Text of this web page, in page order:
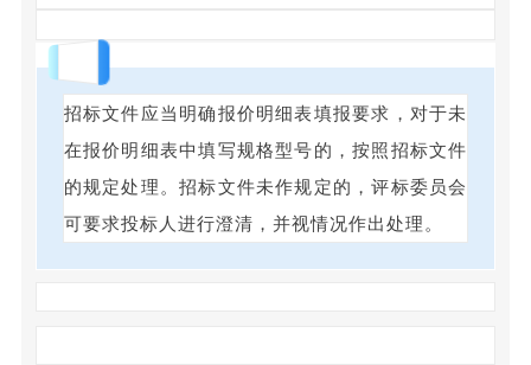
招标文件应当明确报价明细表填报要求，对于未
在报价明细表中填写规格型号的，按照招标文件
的规定处理。招标文件未作规定的，评标委员会
可要求投标人进行澄清，并视情况作出处理。